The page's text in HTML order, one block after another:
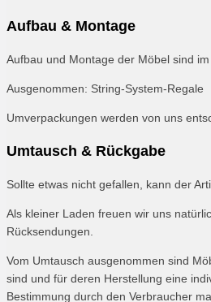
Aufbau & Montage
Aufbau und Montage der Möbel sind
Ausgenommen: String-System-Regale
Umverpackungen werden von uns
Umtausch & Rückgabe
Sollte etwas nicht gefallen, kann der
Als kleiner Laden freuen wir uns
Rücksendungen.
Vom Umtausch ausgenommen sind
sind und für deren Herstellung eine
Bestimmung durch den Verbraucher